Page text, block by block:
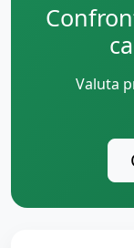
Valuta